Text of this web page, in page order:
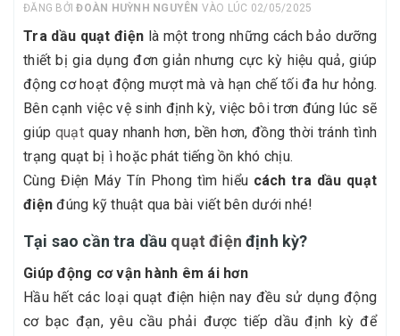
ĐĂNG BỞIĐOÀN HUỲNH NGUYÊN VÀO LÚC 02/05/2025
Tra dầu quạt điện là một trong những cách bảo dưỡng
thiết bị gia dụng đơn giản nhưng cực kỳ hiệu quả, giúp
động cơ hoạt động mượt mà và hạn chế tối đa hư hỏng.
Bên cạnh việc vệ sinh định kỳ, việc bôi trơn đúng lúc sẽ
giúp quạtquay nhanh hơn, bền hơn, đồng thời tránh tình
trạng quạt bị ì hoặc phát tiếng ồn khó chịu.
Cùng Điện Máy Tín Phong tìm hiểu cách tra dầu quạt
điện đúng kỹ thuật qua bài viết bên dưới nhé!
Tại sao cần tra dầu quạt điện định kỳ?
Giúp động cơ vận hành êm ái hơn
Hầu hết các loại quạt điện hiện nay đều sử dụng động
cơ bạc đạn, yêu cầu phải được tiếp dầu định kỳ để